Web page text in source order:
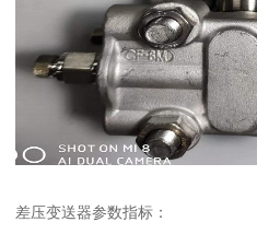
差压变送器参数指标：